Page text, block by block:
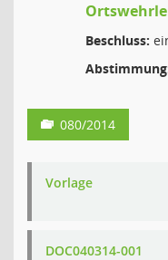
Beschluss:
080/2014
Vorlage
DOC040314-001